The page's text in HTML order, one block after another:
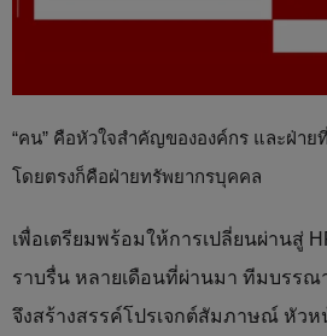
“คน” คือหัวใจสำคัญขององค์กร และฝ่า
โดยตรงก็คือฝ่ายทรัพยากรบุคคล
เพื่อเตรียมพร้อมให้การเปลี่ยนผ่านสู่
ราบรื่น หลายเดือนที่ผ่านมา ทีมบรรณ
จึงสร้างสรรค์โปรเจกต์สัมภาษณ์ หัวห